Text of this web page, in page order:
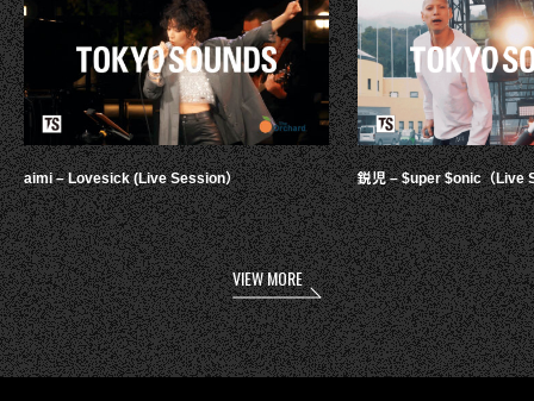
aimi – Lovesick (Live Session） 鋭児 – $uper $onic（Live
VIEW MORE